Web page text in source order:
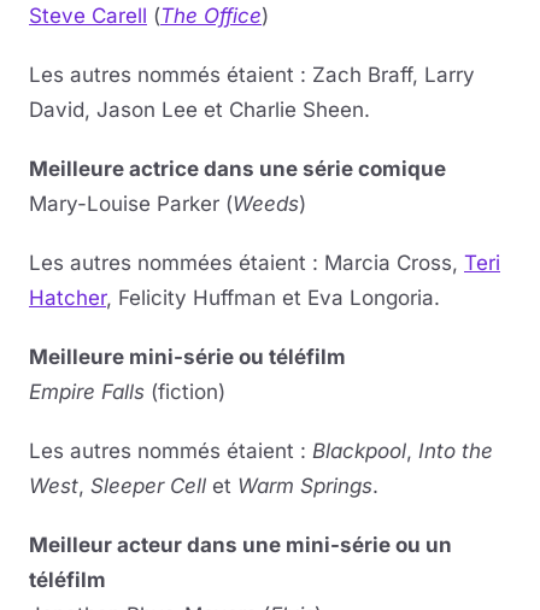
Steve Carell (The Office)
Les autres nommés étaient : Zach Braff, Larry
David, Jason Lee et Charlie Sheen.
Meilleure actrice dans une série comique
Mary-Louise Parker (Weeds)
Les autres nommées étaient : Marcia Cross, Teri
Hatcher, Felicity Huffman et Eva Longoria.
Meilleure mini-série ou téléfilm
Empire Falls (fiction)
Les autres nommés étaient : Blackpool, Into the
West, Sleeper Cell et Warm Springs.
Meilleur acteur dans une mini-série ou un
téléfilm